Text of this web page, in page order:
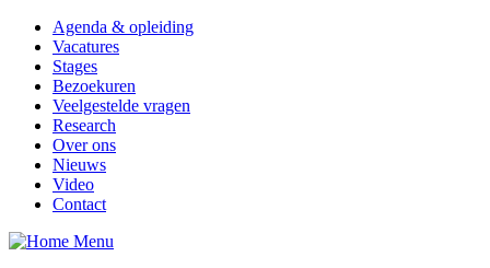
Overslaan en naar de inhoud gaan
Agenda & opleiding
Vacatures
Stages
Bezoekuren
Veelgestelde vragen
Research
Over ons
Nieuws
Video
Contact
Menu